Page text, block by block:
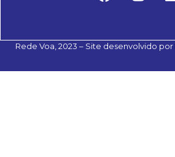
Rede Voa, 2023 – Site desenvolvido por